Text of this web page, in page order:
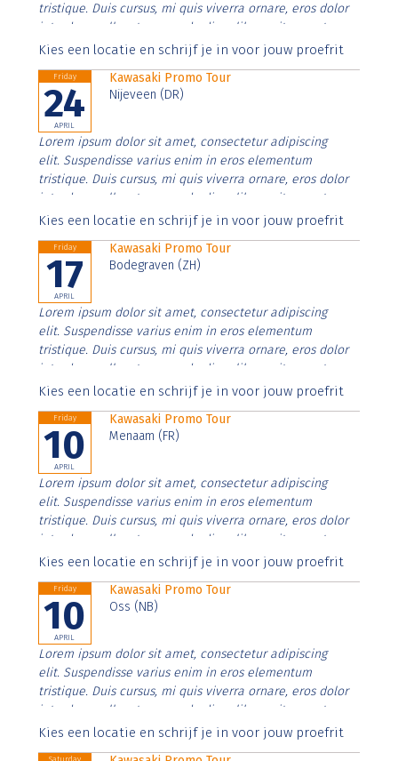
tristique. Duis cursus, mi quis viverra ornare, eros dolor
interdum nulla, ut commodo diam libero vitae erat.
Aenean faucibus nibh et justo cursus id rutrum lorem
Kies een locatie en schrijf je in voor jouw proefrit
Friday
24
APRIL
Kawasaki Promo Tour
Nijeveen (DR)
Lorem ipsum dolor sit amet, consectetur adipiscing
elit. Suspendisse varius enim in eros elementum
tristique. Duis cursus, mi quis viverra ornare, eros dolor
interdum nulla, ut commodo diam libero vitae erat.
Aenean faucibus nibh et justo cursus id rutrum lorem
Kies een locatie en schrijf je in voor jouw proefrit
Friday
17
APRIL
Kawasaki Promo Tour
Bodegraven (ZH)
Lorem ipsum dolor sit amet, consectetur adipiscing
elit. Suspendisse varius enim in eros elementum
tristique. Duis cursus, mi quis viverra ornare, eros dolor
interdum nulla, ut commodo diam libero vitae erat.
Aenean faucibus nibh et justo cursus id rutrum lorem
Kies een locatie en schrijf je in voor jouw proefrit
Friday
10
APRIL
Kawasaki Promo Tour
Menaam (FR)
Lorem ipsum dolor sit amet, consectetur adipiscing
elit. Suspendisse varius enim in eros elementum
tristique. Duis cursus, mi quis viverra ornare, eros dolor
interdum nulla, ut commodo diam libero vitae erat.
Aenean faucibus nibh et justo cursus id rutrum lorem
Kies een locatie en schrijf je in voor jouw proefrit
Friday
10
APRIL
Kawasaki Promo Tour
Oss (NB)
Lorem ipsum dolor sit amet, consectetur adipiscing
elit. Suspendisse varius enim in eros elementum
tristique. Duis cursus, mi quis viverra ornare, eros dolor
interdum nulla, ut commodo diam libero vitae erat.
Aenean faucibus nibh et justo cursus id rutrum lorem
Kies een locatie en schrijf je in voor jouw proefrit
Saturday